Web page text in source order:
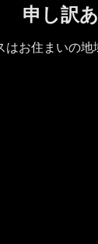
申し訳
はお住まいの地